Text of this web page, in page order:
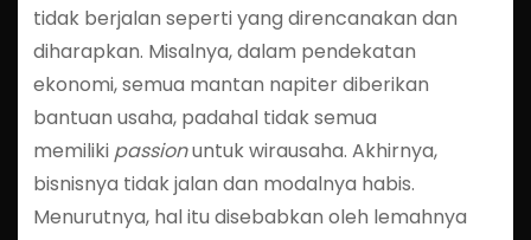
tidak berjalan seperti yang direncanakan dan
diharapkan. Misalnya, dalam pendekatan
ekonomi, semua mantan napiter diberikan
bantuan usaha, padahal tidak semua
memiliki passionuntuk wirausaha. Akhirnya,
bisnisnya tidak jalan dan modalnya habis.
Menurutnya, hal itu disebabkan oleh lemahnya